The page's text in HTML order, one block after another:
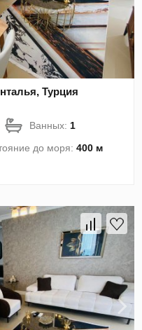
Турция
Ванных: 1
до моря:400 м